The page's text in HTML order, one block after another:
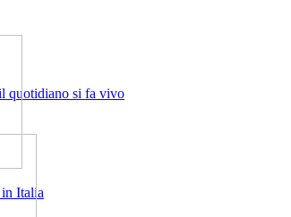
quotidiano si fa vivo
Italia